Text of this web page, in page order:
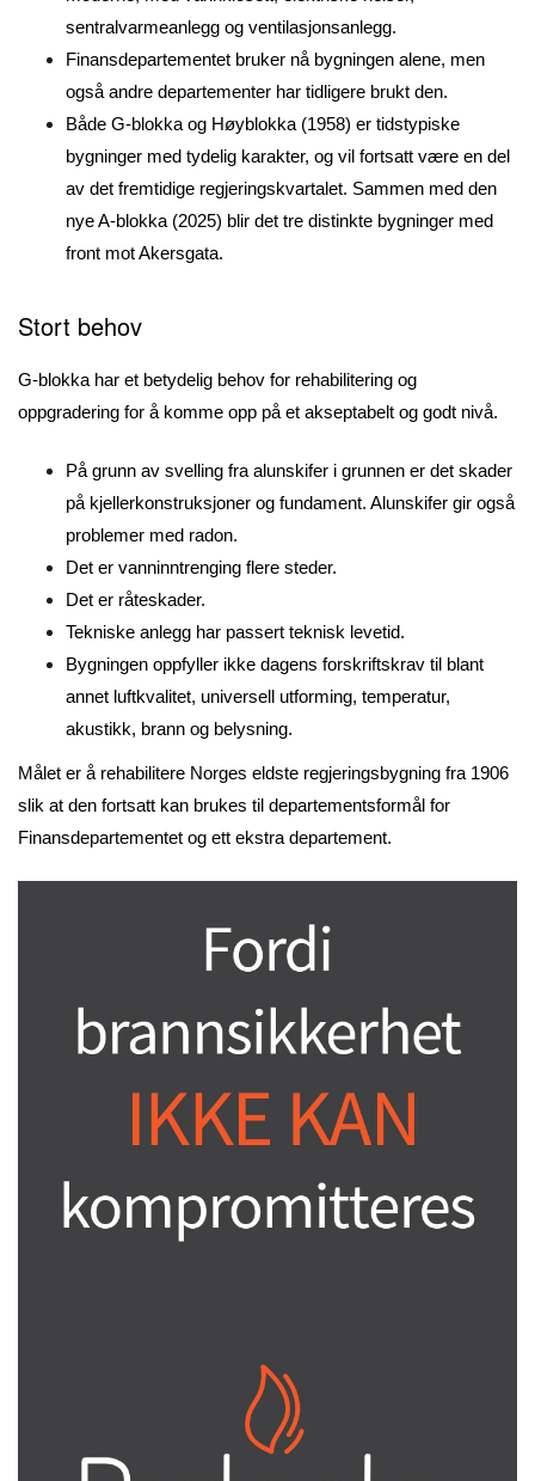
sentralvarmeanlegg og ventilasjonsanlegg.
Finansdepartementet bruker nå bygningen alene, men
også andre departementer har tidligere brukt den.
Både G-blokka og Høyblokka (1958) er tidstypiske
bygninger med tydelig karakter, og vil fortsatt være en del
av det fremtidige regjeringskvartalet. Sammen med den
nye A-blokka (2025) blir det tre distinkte bygninger med
front mot Akersgata.
Stort behov
G-blokka har et betydelig behov for rehabilitering og
oppgradering for å komme opp på et akseptabelt og godt nivå.
På grunn av svelling fra alunskifer i grunnen er det skader
på kjellerkonstruksjoner og fundament. Alunskifer gir også
problemer med radon.
Det er vanninntrenging flere steder.
Det er råteskader.
Tekniske anlegg har passert teknisk levetid.
Bygningen oppfyller ikke dagens forskriftskrav til blant
annet luftkvalitet, universell utforming, temperatur,
akustikk, brann og belysning.
Målet er å rehabilitere Norges eldste regjeringsbygning fra 1906
slik at den fortsatt kan brukes til departementsformål for
Finansdepartementet og ett ekstra departement.